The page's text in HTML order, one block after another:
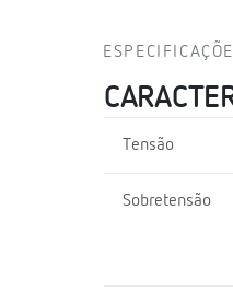
Tensão
Sobretensão